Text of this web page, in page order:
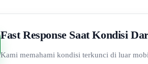
Fast Response Saat Kondisi
Kami memahami kondisi terkunci di luar